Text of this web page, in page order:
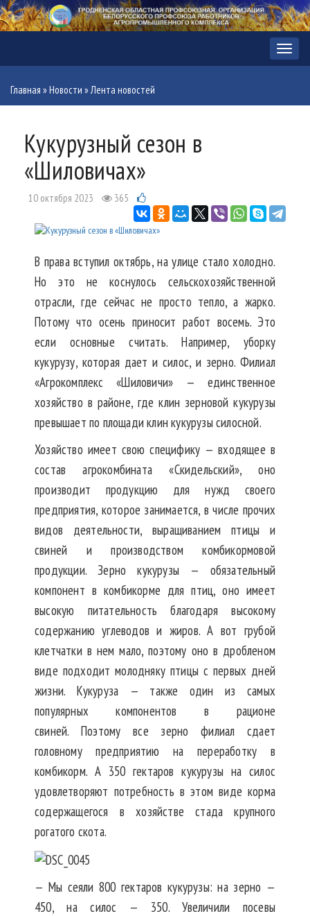
Меню
Главная »Новости »Лента новостей
Кукурузный сезон в
«Шиловичах»
10 октября 2023 365
В права вступил октябрь, на улице стало холодно.
Но это не коснулось сельскохозяйственной
отрасли, где сейчас не просто тепло, а жарко.
Потому что осень приносит работ восемь. Это
если основные считать. Например, уборку
кукурузу, которая дает и силос, и зерно. Филиал
«Агрокомплекс «Шиловичи» — единственное
хозяйство в районе, где клин зерновой кукурузы
превышает по площади клин кукурузы силосной.
Хозяйство имеет свою специфику — входящее в
состав агрокомбината «Скидельский», оно
производит продукцию для нужд своего
предприятия, которое занимается, в числе прочих
видов деятельности, выращиванием птицы и
свиней и производством комбикормовой
продукции. Зерно кукурузы — обязательный
компонент в комбикорме для птиц, оно имеет
высокую питательность благодаря высокому
содержанию углеводов и жиров. А вот грубой
клетчатки в нем мало, поэтому оно в дробленом
виде подходит молодняку птицы с первых дней
жизни. Кукуруза — также один из самых
популярных компонентов в рационе
свиней. Поэтому все зерно филиал сдает
головному предприятию на переработку в
комбикорм. А 350 гектаров кукурузы на силос
удовлетворяют потребность в этом виде корма
содержащегося в хозяйстве стада крупного
рогатого скота.
— Мы сеяли 800 гектаров кукурузы: на зерно —
450, на силос — 350. Увеличили посевы